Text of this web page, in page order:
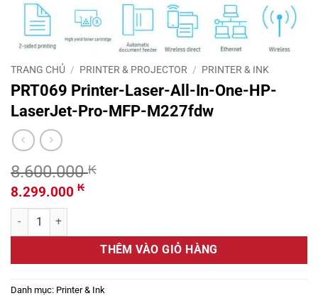
TRANG CHỦ / PRINTER & PROJECTOR / PRINTER & INK
PRT069 Printer-Laser-All-In-One-HP-
LaserJet-Pro-MFP-M227fdw
8.600.000₭
Giá
gốc
là:
8.600.000 ₭.
8.299.000 ₭Giá
là:
8.299.000 ₭.
PRT069 Printer-Laser-All-In-One-HP-LaserJet-Pro-MFP-M227fdw
THÊM VÀO GIỎ HÀNG
Danh mục: Printer & Ink